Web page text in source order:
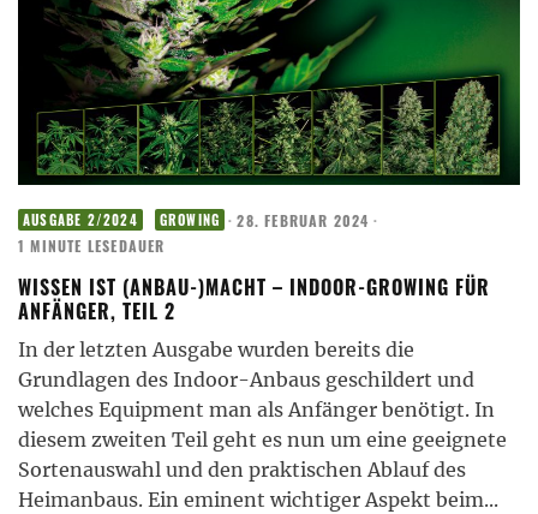
AUSGABE 2/2024 GROWING · 28. FEBRUAR 2024 ·
1 MINUTE LESEDAUER
WISSEN IST (ANBAU-)MACHT – INDOOR-GROWING FÜR
ANFÄNGER, TEIL 2
In der letzten Ausgabe wurden bereits die
Grundlagen des Indoor-Anbaus geschildert und
welches Equipment man als Anfänger benötigt. In
diesem zweiten Teil geht es nun um eine geeignete
Sortenauswahl und den praktischen Ablauf des
Heimanbaus. Ein eminent wichtiger Aspekt beim...